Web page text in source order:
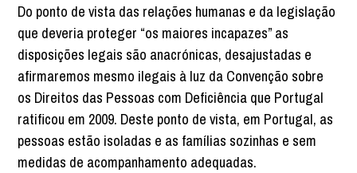
Do ponto de vista das relações humanas e da legislação
que deveria proteger “os maiores incapazes” as
disposições legais são anacrónicas, desajustadas e
afirmaremos mesmo ilegais à luz da Convenção sobre
os Direitos das Pessoas com Deficiência que Portugal
ratificou em 2009. Deste ponto de vista, em Portugal, as
pessoas estão isoladas e as famílias sozinhas e sem
medidas de acompanhamento adequadas.